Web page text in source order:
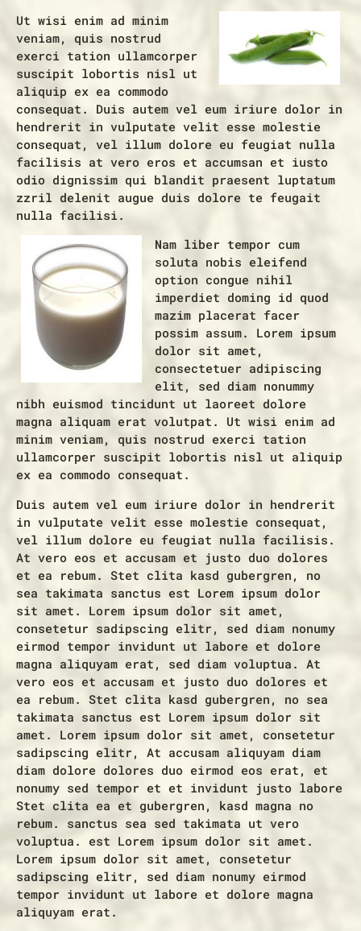
Ut wisi enim ad minim
veniam, quis nostrud
exerci tation ullamcorper
suscipit lobortis nisl ut
aliquip ex ea commodo
consequat. Duis autem vel eum iriure dolor in
hendrerit in vulputate velit esse molestie
consequat, vel illum dolore eu feugiat nulla
facilisis at vero eros et accumsan et iusto
odio dignissim qui blandit praesent luptatum
zzril delenit augue duis dolore te feugait
nulla facilisi.
Nam liber tempor cum
soluta nobis eleifend
option congue nihil
imperdiet doming id quod
mazim placerat facer
possim assum. Lorem ipsum
dolor sit amet,
consectetuer adipiscing
elit, sed diam nonummy
nibh euismod tincidunt ut laoreet dolore
magna aliquam erat volutpat. Ut wisi enim ad
minim veniam, quis nostrud exerci tation
ullamcorper suscipit lobortis nisl ut aliquip
ex ea commodo consequat.
Duis autem vel eum iriure dolor in hendrerit
in vulputate velit esse molestie consequat,
vel illum dolore eu feugiat nulla facilisis.
At vero eos et accusam et justo duo dolores
et ea rebum. Stet clita kasd gubergren, no
sea takimata sanctus est Lorem ipsum dolor
sit amet. Lorem ipsum dolor sit amet,
consetetur sadipscing elitr, sed diam nonumy
eirmod tempor invidunt ut labore et dolore
magna aliquyam erat, sed diam voluptua. At
vero eos et accusam et justo duo dolores et
ea rebum. Stet clita kasd gubergren, no sea
takimata sanctus est Lorem ipsum dolor sit
amet. Lorem ipsum dolor sit amet, consetetur
sadipscing elitr, At accusam aliquyam diam
diam dolore dolores duo eirmod eos erat, et
nonumy sed tempor et et invidunt justo labore
Stet clita ea et gubergren, kasd magna no
rebum. sanctus sea sed takimata ut vero
voluptua. est Lorem ipsum dolor sit amet.
Lorem ipsum dolor sit amet, consetetur
sadipscing elitr, sed diam nonumy eirmod
tempor invidunt ut labore et dolore magna
aliquyam erat.